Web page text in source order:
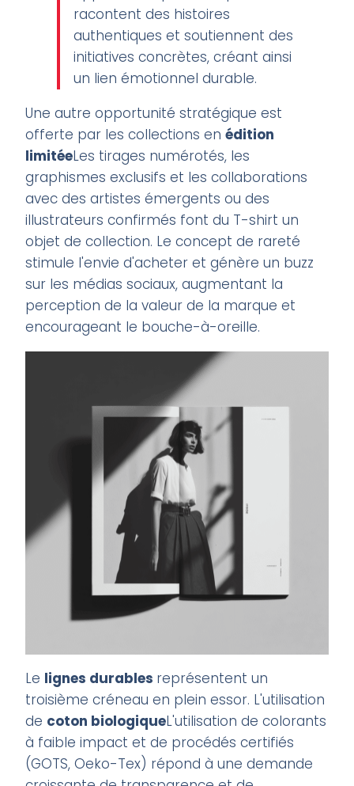
racontent des histoires
authentiques et soutiennent des
initiatives concrètes, créant ainsi
un lien émotionnel durable.
Une autre opportunité stratégique est
offerte par les collections enédition
limitéeLes tirages numérotés, les
graphismes exclusifs et les collaborations
avec des artistes émergents ou des
illustrateurs confirmés font du T-shirt un
objet de collection. Le concept de rareté
stimule l'envie d'acheter et génère un buzz
sur les médias sociaux, augmentant la
perception de la valeur de la marque et
encourageant le bouche-à-oreille.
Le lignes durables représentent un
troisième créneau en plein essor. L'utilisation
de coton biologiqueL'utilisation de colorants
à faible impact et de procédés certifiés
(GOTS, Oeko-Tex) répond à une demande